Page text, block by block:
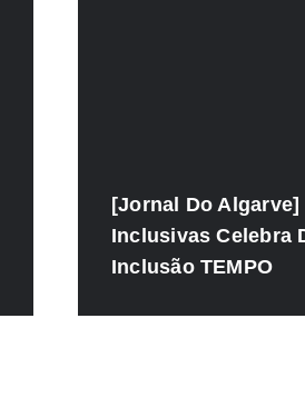
[Jornal Do
Inclusivas Celebra
Inclusão TEMPO